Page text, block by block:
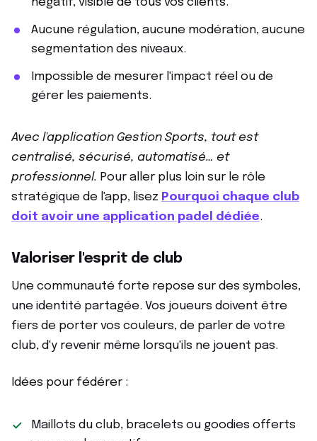
négatif, visible de tous vos clients.
Aucune régulation, aucune modération, aucune
segmentation des niveaux.
Impossible de mesurer l'impact réel ou de
gérer les paiements.
Avec l'application Gestion Sports, tout est
centralisé, sécurisé, automatisé… et
professionnel. Pour aller plus loin sur le rôle
stratégique de l'app, lisez Pourquoi chaque club
doit avoir une application padel dédiée.
Valoriser l'esprit de club
Une communauté forte repose sur des symboles,
une identité partagée. Vos joueurs doivent être
fiers de porter vos couleurs, de parler de votre
club, d'y revenir même lorsqu'ils ne jouent pas.
Idées pour fédérer :
Maillots du club, bracelets ou goodies offerts